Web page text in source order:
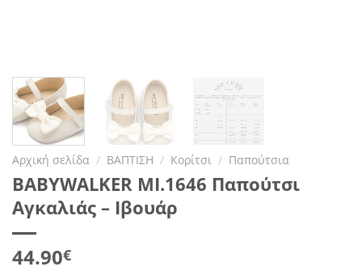
Αρχική σελίδα / ΒΑΠΤΙΣΗ / Κορίτσι / Παπούτσια
BABYWALKER MI.1646 Παπούτσι
Αγκαλιάς – Ιβουάρ
44.90€